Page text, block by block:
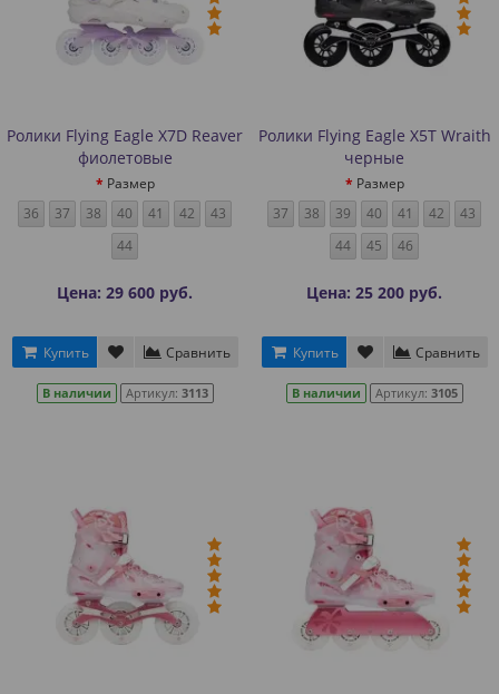
Ролики Flying Eagle X7D Reaver
фиолетовые
Размер
36
37 38 40 41 42
43
44
Цена: 29 600 руб.
Купить Сравнить
В наличии Артикул: 3113
Ролики Flying Eagle X5T Wraith
черные
Размер
37
38 39 40 41 42
43
44
45 46
Цена: 25 200 руб.
Купить Сравнить
В наличии Артикул: 3105